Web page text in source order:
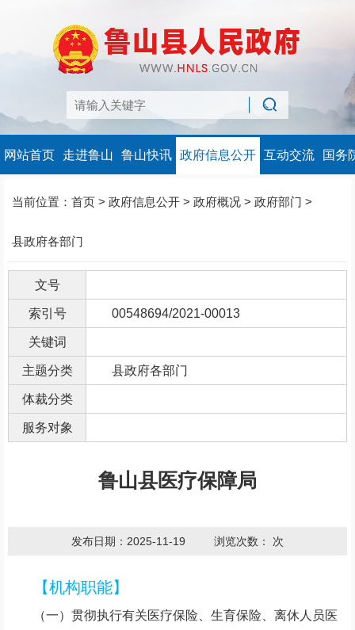
网站首页 走进鲁山 鲁山快讯 政府信息公开 互动交流 国务
当前位置： 首页 > 政府信息公开 > 政府概况 > 政府部门 >
县政府各部门
文号
索引号 00548694/2021-00013
关键词
主题分类 县政府各部门
体裁分类
服务对象
鲁山县医疗保障局
发布日期：2025-11-19 浏览次数： 次
【机构职能】
（一） 贯彻执行有关医疗保险、生育保险、离休人员医